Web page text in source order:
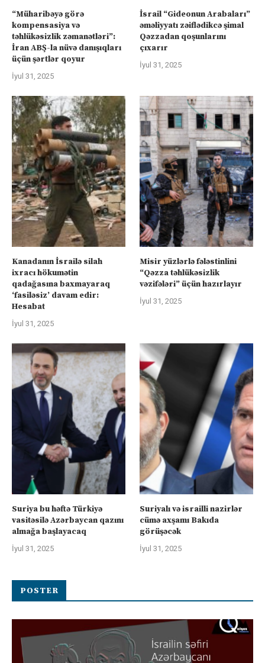
“Müharibəyə görə
kompensasiya və
təhlükəsizlik zəmanətləri”:
İran ABŞ-la nüvə danışıqları
üçün şərtlər qoyur
İyul 31, 2025
İsrail “Gideonun Arabaları”
əməliyyatı zəiflədikcə şimal
Qəzzadan qoşunlarını
çıxarır
İyul 31, 2025
Kanadanın İsrailə silah
ixracı hökumətin
qadağasına baxmayaraq
‘fasiləsiz’ davam edir:
Hesabat
İyul 31, 2025
Misir yüzlərlə fələstinlini
“Qəzza təhlükəsizlik
vəzifələri” üçün hazırlayır
İyul 31, 2025
Suriya bu həftə Türkiyə
vasitəsilə Azərbaycan qazını
almağa başlayacaq
İyul 31, 2025
Suriyalı və israilli nazirlər
cümə axşamı Bakıda
görüşəcək
İyul 31, 2025
POSTER